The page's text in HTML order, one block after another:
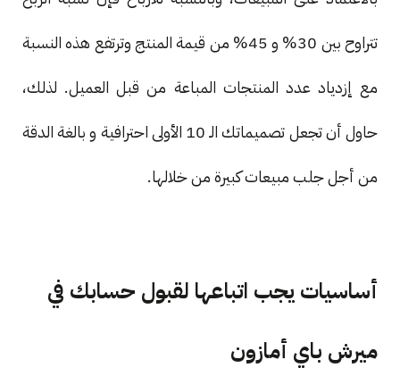
تتراوح بين 30% و 45% من قيمة المنتج وترتفع هذه النسبة
مع إزدياد عدد المنتجات المباعة من قبل العميل. لذلك،
حاول أن تجعل تصميماتك الـ 10 الأولى احترافية و بالغة الدقة
من أجل جلب مبيعات كبيرة من خلالها.
أساسيات يجب اتباعها لقبول حسابك في
ميرش باي أمازون